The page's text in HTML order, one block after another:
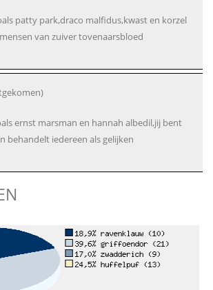
patty park,draco malfidus,kwast en korzel
van zuiver tovenaarsbloed
ernst marsman en hannah albedil,jij bent
behandelt iedereen als gelijken